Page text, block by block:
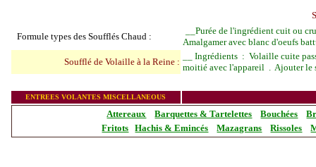
Formule types des Soufflés Chaud :
Purée de l'ingrédient cuit ou
Amalgamer avec blanc d'oeufs
Soufflé de Volaille à la Reine :
Ingrédients : Volaille cuite
moitié avec l'appareil . Ajouter
ENTREES VOLANTES MISCELLANEOUS
Attereaux Barquettes & Tartelettes Bouchées
Fritots
Hachis & Emincés Mazagrans Rissoles